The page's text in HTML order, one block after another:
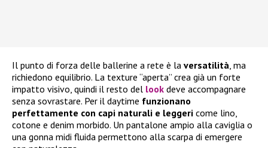
Il punto di forza delle ballerine a rete è la versatilità, ma
richiedono equilibrio. La texture “aperta” crea già un forte
impatto visivo, quindi il resto del look deve accompagnare
senza sovrastare. Per il daytime funzionano
perfettamente con capi naturali e leggeri come lino,
cotone e denim morbido. Un pantalone ampio alla caviglia o
una gonna midi fluida permettono alla scarpa di emergere